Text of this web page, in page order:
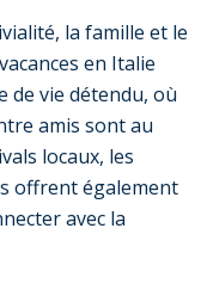
la famille et le
en Italie
de vie détendu, où
amis sont au
locaux, les
offrent également
avec la